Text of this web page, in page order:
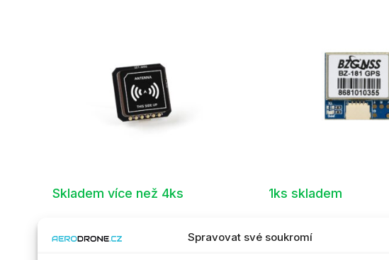
Spravovat své soukromí
Skladem více než 4ks
GPS modul GEPRC GEP-M10
1ks skladem
GPS modul